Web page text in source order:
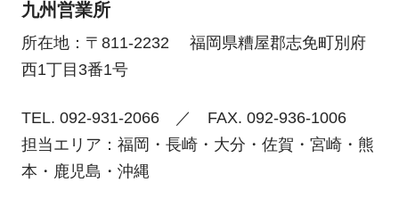
九州営業所
所在地：〒811-2232 福岡県糟屋郡志免町別府
西1丁目3番1号
TEL. 092-931-2066 ／ FAX. 092-936-1006
担当エリア：福岡・長崎・大分・佐賀・宮崎・熊
本・鹿児島・沖縄